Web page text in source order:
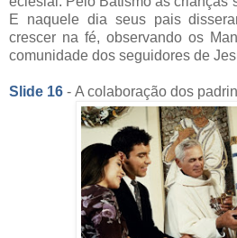
E naquele dia seus pais
crescer na fé, observando os
comunidade dos seguidores de
Slide 16 - A colaboração dos